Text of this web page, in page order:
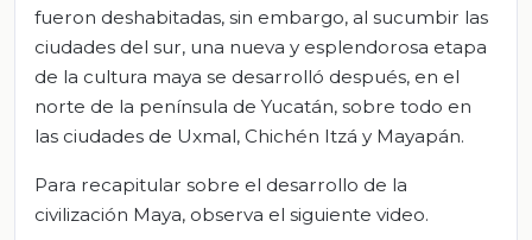
fueron deshabitadas, sin embargo, al sucumbir las
ciudades del sur, una nueva y esplendorosa etapa
de la cultura maya se desarrolló después, en el
norte de la península de Yucatán, sobre todo en
las ciudades de Uxmal, Chichén Itzá y Mayapán.
Para recapitular sobre el desarrollo de la
civilización Maya, observa el siguiente video.